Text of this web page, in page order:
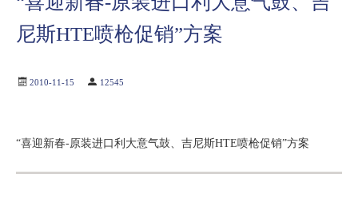
尼斯HTE喷枪促销”方案
2010-11-15 12545
“喜迎新春-原装进口利大意气鼓、吉尼斯HTE喷枪促销”方案